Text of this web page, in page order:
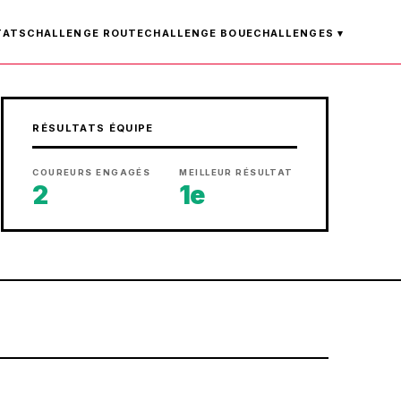
CHALLENGE ROUTECHALLENGE BOUECHALLENGES ▾
RÉSULTATS ÉQUIPE
COUREURS ENGAGÉS
2
MEILLEUR RÉSULTAT
1e